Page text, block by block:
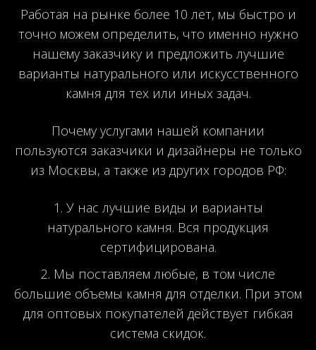
Работая на рынке более 10 лет, мы быстро и
точно можем определить, что именно нужно
нашему заказчику и предложить лучшие
варианты натурального или искусственного
камня для тех или иных задач.
Почему услугами нашей компании
пользуются заказчики и дизайнеры не только
из Москвы, а также из других городов РФ:
У нас лучшие виды и варианты
натурального камня. Вся продукция
сертифицирована.
Мы поставляем любые, в том числе
большие объемы камня для отделки. При этом
для оптовых покупателей действует гибкая
система скидок.